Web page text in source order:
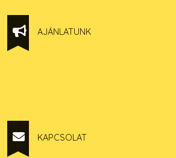
AJÁNLATUNK
KAPCSOLAT